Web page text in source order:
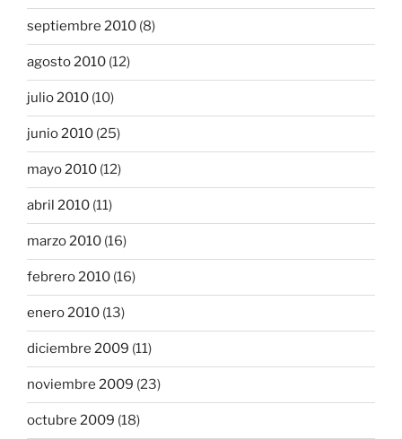
septiembre 2010 (8)
agosto 2010 (12)
julio 2010 (10)
junio 2010 (25)
mayo 2010 (12)
abril 2010 (11)
marzo 2010 (16)
febrero 2010 (16)
enero 2010 (13)
diciembre 2009 (11)
noviembre 2009 (23)
octubre 2009 (18)